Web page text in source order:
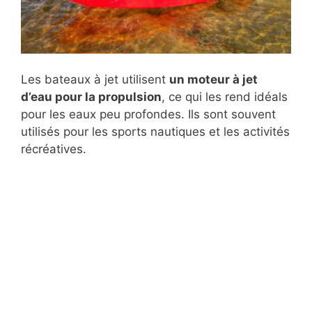
Les bateaux à jet utilisent un moteur à jet
d’eau pour la propulsion, ce qui les rend idéals
pour les eaux peu profondes. Ils sont souvent
utilisés pour les sports nautiques et les activités
récréatives.